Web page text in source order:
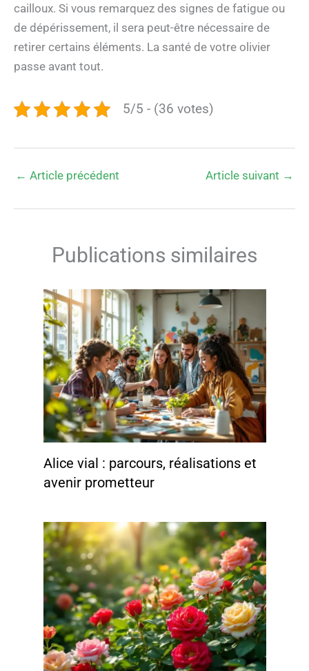
cailloux. Si vous remarquez des signes de fatigue ou
de dépérissement, il sera peut-être nécessaire de
retirer certains éléments. La santé de votre olivier
passe avant tout.
5/5 - (36 votes)
← Article précédent Article suivant →
Publications similaires
Alice vial : parcours, réalisations et
avenir prometteur